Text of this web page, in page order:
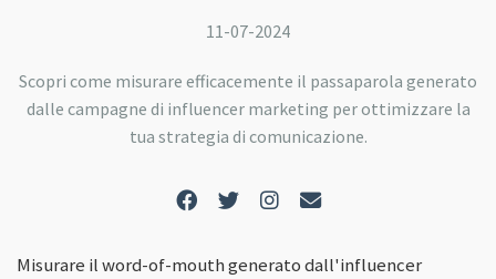
11-07-2024
Scopri come misurare efficacemente il passaparola generato
dalle campagne di influencer marketing per ottimizzare la
tua strategia di comunicazione.
Misurare il word-of-mouth generato dall'influencer